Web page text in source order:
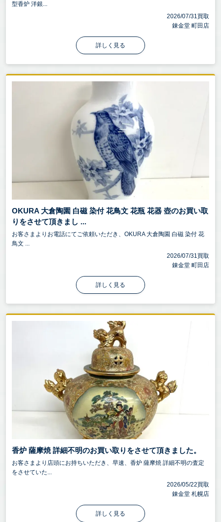
型香炉 洋銀...
2026/07/31買取
錬金堂 町田店
詳しく見る
OKURA 大倉陶園 白磁 染付 花鳥文 花瓶 花器 壺のお買い取
りをさせて頂きまし ...
お客さまよりお電話にてご依頼いただき、OKURA 大倉陶園 白磁 染付 花
鳥文 ...
2026/07/31買取
錬金堂 町田店
詳しく見る
香炉 薩摩焼 詳細不明のお買い取りをさせて頂きました。
お客さまより店頭にお持ちいただき、早速、香炉 薩摩焼 詳細不明の査定
をさせていた...
2026/05/22買取
錬金堂 札幌店
詳しく見る